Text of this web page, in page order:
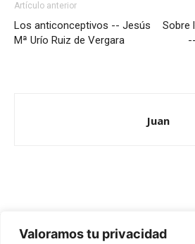
Valoramos tu privacidad
Artículo anterior
Los anticonceptivos -- Jesús
Mª Urío Ruiz de Vergara
Sobre
Juan